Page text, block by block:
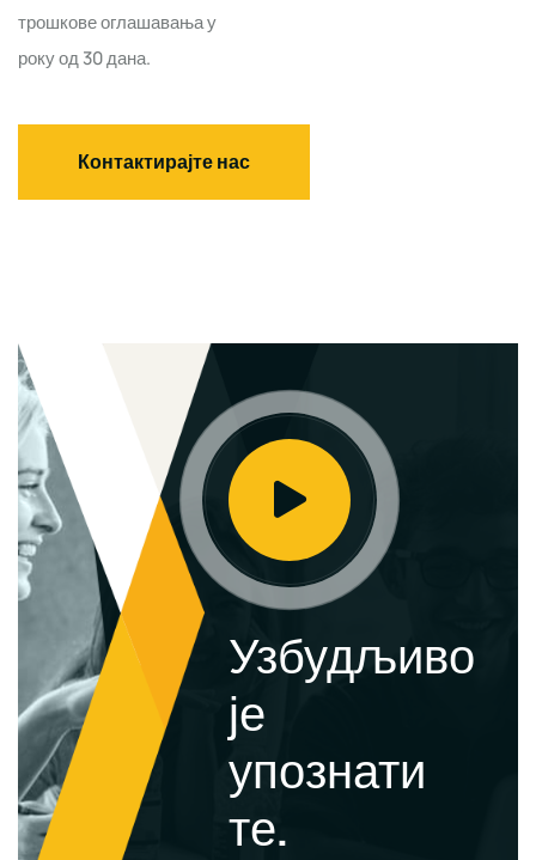
трошкове оглашавања у
року од 30 дана.
Контактирајте нас
Узбудљиво
је
упознати
те.